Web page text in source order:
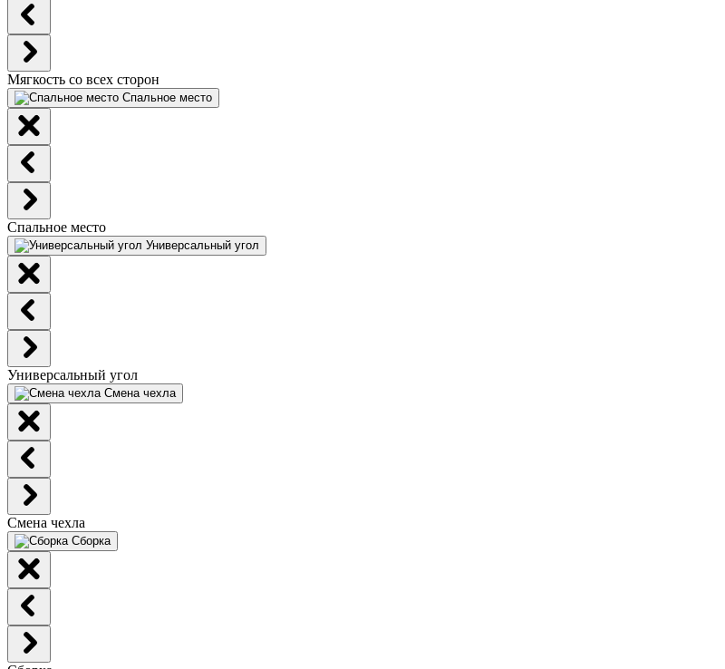
Мягкость со всех сторон
Спальное место
Спальное место
Универсальный угол
Универсальный угол
Смена чехла
Смена чехла
Сборка